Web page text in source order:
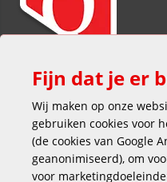
Fijn dat je er
Wij maken op onze
gebruiken cookies voor
(de cookies van Google
geanonimiseerd), om
voor